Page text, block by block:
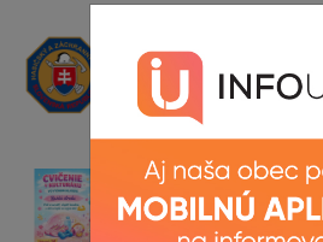
Aktuality
Zvýšené
Aktuality
Cvičenie so Zuzkou